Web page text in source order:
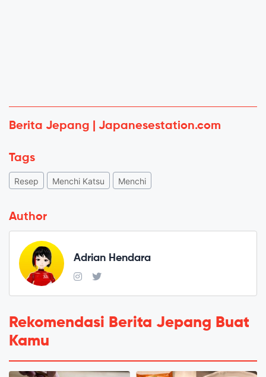
Berita Jepang | Japanesestation.com
Tags
Resep Menchi Katsu Menchi
Author
Adrian Hendara
Rekomendasi Berita Jepang Buat
Kamu